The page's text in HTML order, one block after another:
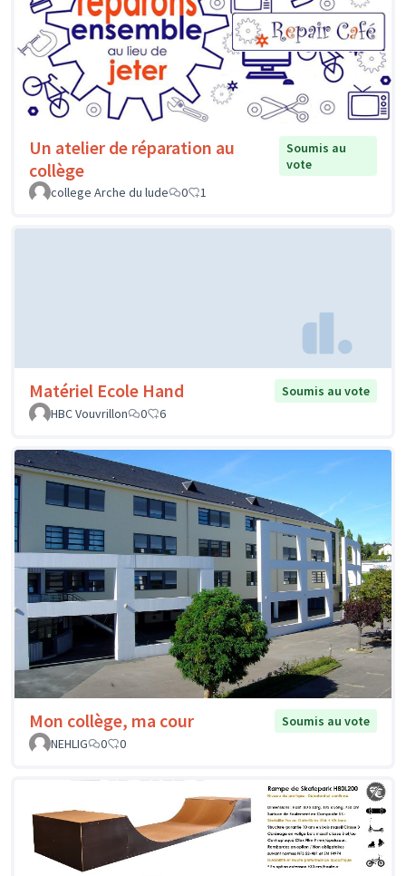
Un atelier de réparation au
collège
Soumis au
vote
college Arche du lude
0 1
Matériel Ecole Hand
Soumis au vote
HBC Vouvrillon
0 6
Mon collège, ma cour
Soumis au vote
NEHLIG
0 0